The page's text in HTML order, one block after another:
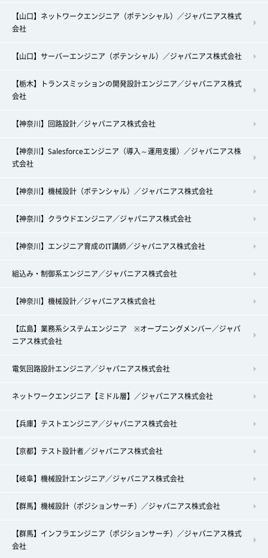
【山口】ネットワークエンジニア（ポテンシャル）／ジャパニアス株式
会社
【山口】サーバーエンジニア（ポテンシャル）／ジャパニアス株式会社
【栃木】トランスミッションの開発設計エンジニア／ジャパニアス株式
会社
【神奈川】回路設計／ジャパニアス株式会社
【神奈川】Salesforceエンジニア（導入～運用支援）／ジャパニアス株
式会社
【神奈川】機械設計（ポテンシャル）／ジャパニアス株式会社
【神奈川】クラウドエンジニア／ジャパニアス株式会社
【神奈川】エンジニア育成のIT講師／ジャパニアス株式会社
組込み・制御系エンジニア／ジャパニアス株式会社
【神奈川】機械設計／ジャパニアス株式会社
【広島】業務系システムエンジニア ※オープニングメンバー／ジャパ
ニアス株式会社
電気回路設計エンジニア／ジャパニアス株式会社
ネットワークエンジニア【ミドル層】／ジャパニアス株式会社
【兵庫】テストエンジニア／ジャパニアス株式会社
【京都】テスト設計者／ジャパニアス株式会社
【岐阜】機械設計エンジニア／ジャパニアス株式会社
【群馬】機械設計（ポジションサーチ）／ジャパニアス株式会社
【群馬】インフラエンジニア（ポジションサーチ）／ジャパニアス株式
会社